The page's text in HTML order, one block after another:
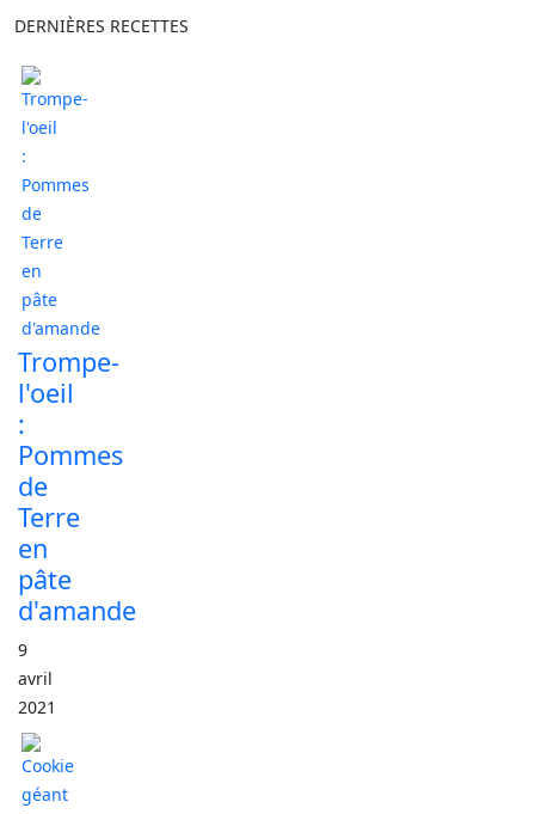
DERNIÈRES RECETTES
Trompe-
l'oeil
:
Pommes
de
Terre
en
pâte
d'amande
9
avril
2021